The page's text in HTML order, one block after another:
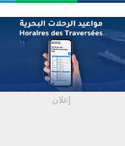
إعلان